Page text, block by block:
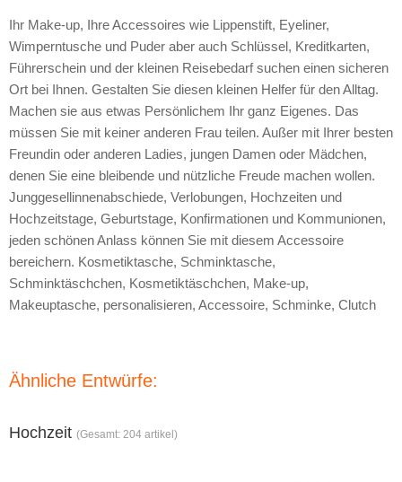
Ihr Make-up, Ihre Accessoires wie Lippenstift, Eyeliner,
Wimperntusche und Puder aber auch Schlüssel, Kreditkarten,
Führerschein und der kleinen Reisebedarf suchen einen sicheren
Ort bei Ihnen. Gestalten Sie diesen kleinen Helfer für den Alltag.
Machen sie aus etwas Persönlichem Ihr ganz Eigenes. Das
müssen Sie mit keiner anderen Frau teilen. Außer mit Ihrer besten
Freundin oder anderen Ladies, jungen Damen oder Mädchen,
denen Sie eine bleibende und nützliche Freude machen wollen.
Junggesellinnenabschiede, Verlobungen, Hochzeiten und
Hochzeitstage, Geburtstage, Konfirmationen und Kommunionen,
jeden schönen Anlass können Sie mit diesem Accessoire
bereichern. Kosmetiktasche, Schminktasche,
Schminktäschchen, Kosmetiktäschchen, Make-up,
Makeuptasche, personalisieren, Accessoire, Schminke, Clutch
Ähnliche Entwürfe:
Hochzeit (Gesamt: 204 artikel)